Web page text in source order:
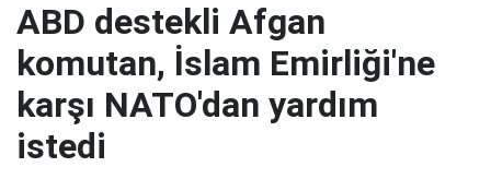
ABD destekli Afgan
komutan, İslam Emirliği'ne
karşı NATO'dan yardım
istedi